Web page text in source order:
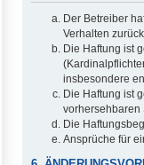
Der Betreiber
Verhalten
Die Haftung ist
insbesondere
Die Haftung ist
vorhersehbaren
Die
Ansprüche für